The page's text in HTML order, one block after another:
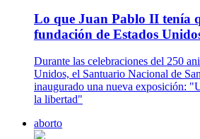
Lo que Juan Pablo II tenía
fundación de Estados
Durante las celebraciones del 250
Unidos, el Santuario Nacional de
inaugurado una nueva exposición:
la libertad"
aborto